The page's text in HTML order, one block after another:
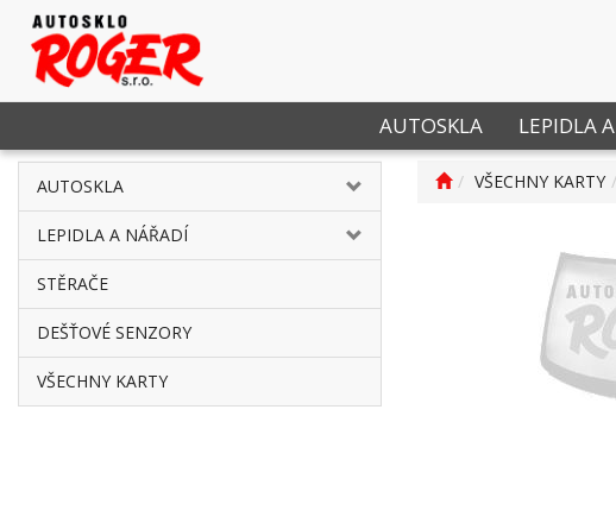
AUTOSKLA LEPIDLA
AUTOSKLA
LEPIDLA A NÁŘADÍ
STĚRAČE
DEŠŤOVÉ SENZORY
VŠECHNY KARTY
VŠECHNY KARTY